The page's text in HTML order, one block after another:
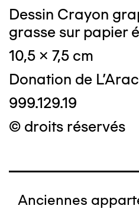
Dessin Crayon
grasse sur papier
10,5 x 7,5 cm
Donation de
999.129.19
© droits réservés
Anciennes